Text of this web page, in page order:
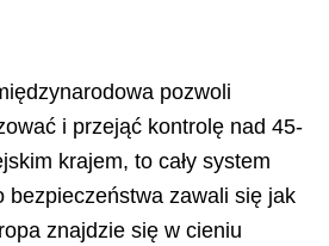
pozwoli
i przejąć kontrolę nad 45-
krajem, to cały system
bezpieczeństwa zawali się jak
znajdzie się w cieniu